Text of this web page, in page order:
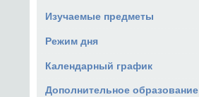
Изучаемые предметы
Режим дня
Календарный график
Дополнительное образование